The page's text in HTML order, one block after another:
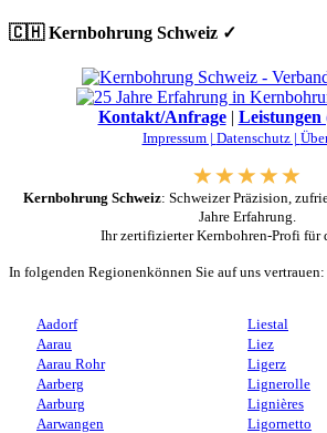
🇨🇭 Kernbohrung Schweiz ✓
Kontakt/Anfrage| Leistungen
Impressum | Datenschutz |
Kernbohrung Schweiz: Schweizer Präzision,
Jahre Erfahrung.
Ihr zertifizierter Kernbohren-Profi für
In folgenden Regionenkönnen Sie auf uns vertrauen:
Aadorf
Aarau
Aarau Rohr
Aarberg
Aarburg
Aarwangen
Liestal
Liez
Ligerz
Lignerolle
Lignières
Ligornetto